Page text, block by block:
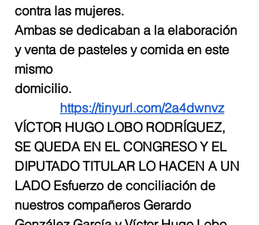
contra las mujeres.
Ambas se dedicaban a la elaboración
y venta de pasteles y comida en este
mismo
domicilio.
https://tinyurl.com/2a4dwnvz
VÍCTOR HUGO LOBO RODRÍGUEZ,
SE QUEDA EN EL CONGRESO Y EL
DIPUTADO TITULAR LO HACEN A UN
LADO Esfuerzo de conciliación de
nuestros compañeros Gerardo